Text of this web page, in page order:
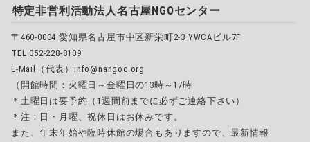
特定非営利活動法人名古屋NGOセンター
〒460-0004 愛知県名古屋市中区新栄町2-3 YWCAビル7F
TEL 052-228-8109
E-Mail（代表）info@nangoc.org
（開館時間：火曜日～金曜日の13時～17時
＊土曜日は要予約（1週間前までに必ずご連絡下さい）
＊注：日・月曜、祝休日はお休みです。
また、年末年始や臨時休館の場合もありますので、最新情報